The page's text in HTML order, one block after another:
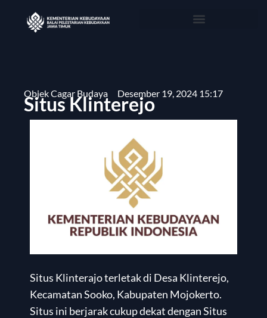
Objek Cagar Budaya Desember 19, 2024 15:17
Situs Klinterejo
Situs Klinterajo terletak di Desa Klinterejo,
Kecamatan Sooko, Kabupaten Mojokerto.
Situs ini berjarak cukup dekat dengan Situs